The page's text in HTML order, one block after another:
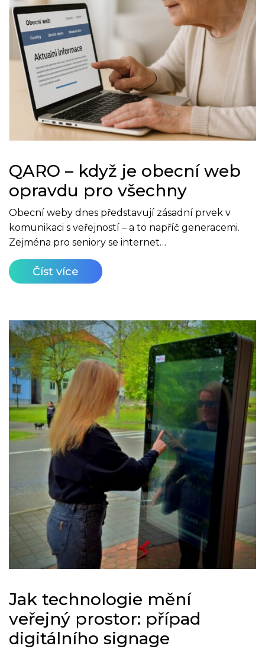
QARO – když je obecní web
opravdu pro všechny
Obecní weby dnes představují zásadní prvek v
komunikaci s veřejností – a to napříč generacemi.
Zejména pro seniory se internet…
Číst více
Jak technologie mění
veřejný prostor: případ
digitálního signage